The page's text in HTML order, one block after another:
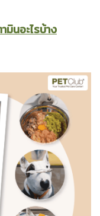
นอะไรบ้าง